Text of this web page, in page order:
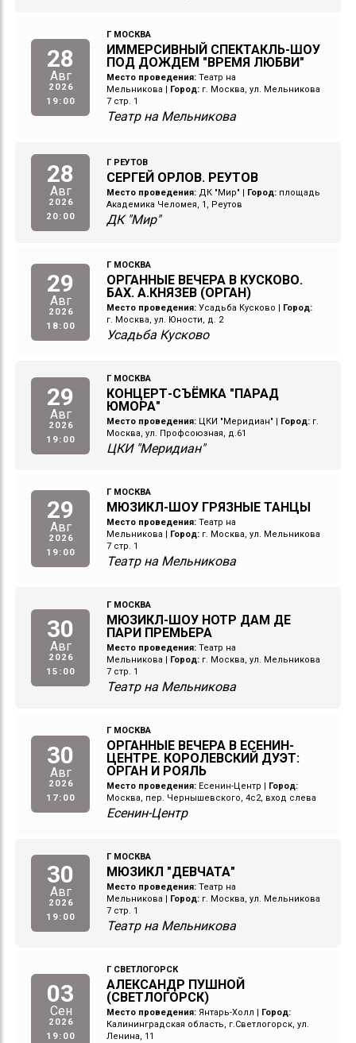
28
Авг
2026
19:00
Г МОСКВА
ИММЕРСИВНЫЙ СПЕКТАКЛЬ-ШОУ
ПОД ДОЖДЕМ "ВРЕМЯ ЛЮБВИ"
Место проведения: Театр на
Мельникова
Город: г. Москва, ул. Мельникова
7 стр. 1
Театр на Мельникова
28
Авг
2026
20:00
Г РЕУТОВ
СЕРГЕЙ ОРЛОВ. РЕУТОВ
Место проведения: ДК "Мир" | Город: площадь
Академика Челомея, 1, Реутов
ДК "Мир"
29
Авг
2026
18:00
Г МОСКВА
ОРГАННЫЕ ВЕЧЕРА В КУСКОВО.
БАХ. А.КНЯЗЕВ (ОРГАН)
Место проведения: Усадьба Кусково
Город:
г. Москва, ул. Юности, д. 2
Усадьба Кусково
29
Авг
2026
19:00
Г МОСКВА
КОНЦЕРТ-СЪЁМКА "ПАРАД
ЮМОРА"
Место проведения: ЦКИ "Меридиан" Город: г.
Москва, ул. Профсоюзная, д.61
ЦКИ "Меридиан"
29
Авг
2026
19:00
Г МОСКВА
МЮЗИКЛ-ШОУ ГРЯЗНЫЕ ТАНЦЫ
Место проведения: Театр на
Мельникова
Город: г. Москва, ул. Мельникова
7 стр. 1
Театр на Мельникова
30
Авг
2026
15:00
Г МОСКВА
МЮЗИКЛ-ШОУ НОТР ДАМ ДЕ
ПАРИ ПРЕМЬЕРА
Место проведения: Театр на
Мельникова
Город: г. Москва, ул. Мельникова
7 стр. 1
Театр на Мельникова
30
Авг
2026
17:00
Г МОСКВА
ОРГАННЫЕ ВЕЧЕРА В ЕСЕНИН-
ЦЕНТРЕ. КОРОЛЕВСКИЙ ДУЭТ:
ОРГАН И РОЯЛЬ
Место проведения: Есенин-Центр
Город:
Москва, пер. Чернышевского, 4с2, вход слева
Есенин-Центр
30
Авг
2026
19:00
Г МОСКВА
МЮЗИКЛ "ДЕВЧАТА"
Место проведения: Театр на
Мельникова
Город: г. Москва, ул. Мельникова
7 стр. 1
Театр на Мельникова
03
Сен
2026
19:00
Г СВЕТЛОГОРСК
АЛЕКСАНДР ПУШНОЙ
(СВЕТЛОГОРСК)
Место проведения: Янтарь-Холл
Город:
Калининградская область, г.Светлогорск, ул.
Ленина, 11